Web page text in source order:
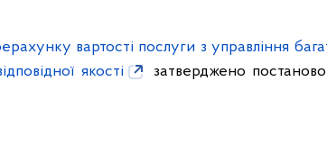
вартості послуги з управління
якості
затверджено